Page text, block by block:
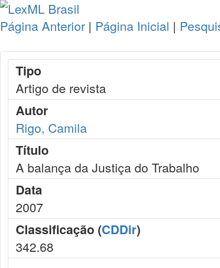
Página Anterior | Página Inicial |
Tipo
Artigo de revista
Autor
Rigo, Camila
Título
A balança da Justiça do Trabalho
Data
2007
Classificação (CDDir)
342.68